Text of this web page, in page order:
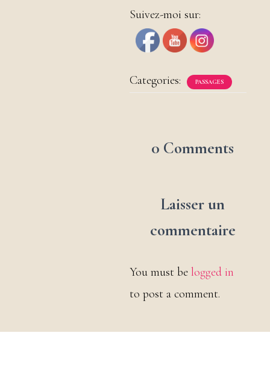
Suivez-moi sur:
Categories: PASSAGES
0 Comments
Laisser un
commentaire
You must be logged in
to post a comment.